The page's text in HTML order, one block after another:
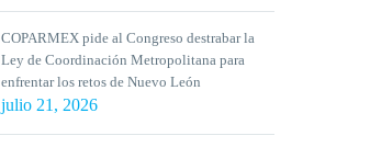
COPARMEX pide al Congreso destrabar la
Ley de Coordinación Metropolitana para
enfrentar los retos de Nuevo León
julio 21, 2026